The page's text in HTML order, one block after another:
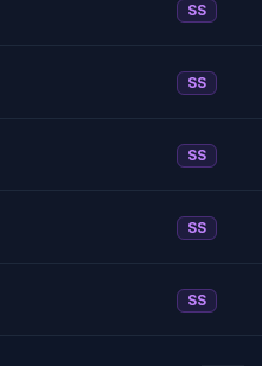
SS
SS
SS
SS
SS